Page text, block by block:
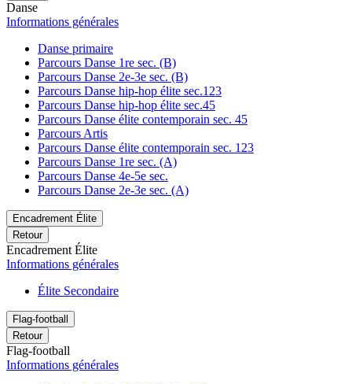
Danse
Informations générales
Danse primaire
Parcours Danse 1re sec. (B)
Parcours Danse 2e-3e sec. (B)
Parcours Danse hip-hop élite sec.123
Parcours Danse hip-hop élite sec.45
Parcours Danse élite contemporain sec. 45
Parcours Artis
Parcours Danse élite contemporain sec. 123
Parcours Danse 1re sec. (A)
Parcours Danse 4e-5e sec.
Parcours Danse 2e-3e sec. (A)
Encadrement Élite
Retour
Encadrement Élite
Informations générales
Élite Secondaire
Flag-football
Retour
Flag-football
Informations générales